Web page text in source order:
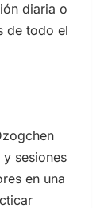
diaria o
de todo el
sesiones
en una